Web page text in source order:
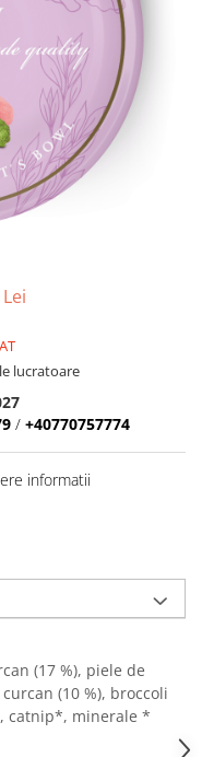
lucratoare
/ +40770757774
informatii
(17 %), piele de
(10 %), broccoli
catnip*, minerale *